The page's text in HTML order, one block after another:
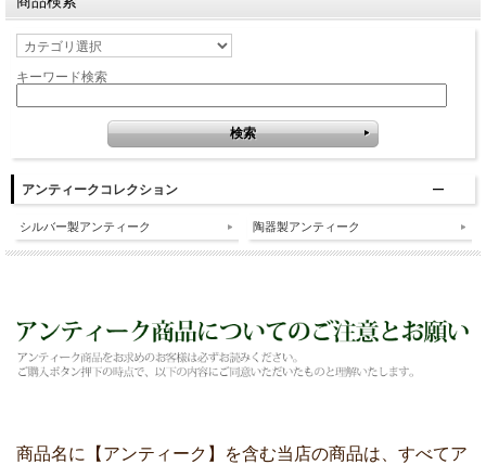
キーワード検索
アンティークコレクション
シルバー製アンティーク 陶器製アンティーク
商品名に【アンティーク】を含む当店の商品は、すべてア